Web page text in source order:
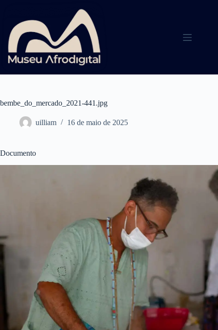
conteúdo
bembe_do_mercado_2021-441.jpg
uilliam 16 de maio de 2025
Documento